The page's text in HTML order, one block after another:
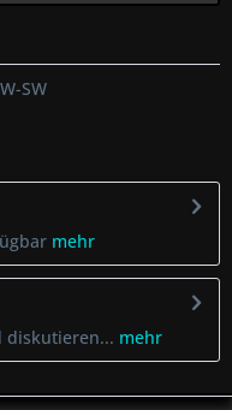
SW
mehr
diskutieren... mehr